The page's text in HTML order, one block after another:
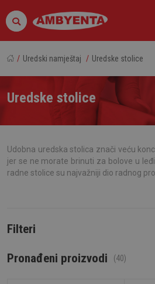
Uredski namještaj Uredske stolice
Uredske stolice
Udobna uredska stolica znači veću
jer se ne morate brinuti za bolove u
radne stolice su najvažniji dio radnog
Filteri
Pronađeni proizvodi (40)